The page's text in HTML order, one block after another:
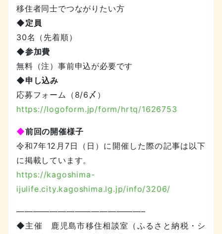
移住者同士でつながりたい方
◆定員
30名（先着順）
◆参加費
無料（注）事前申込が必要です
◆申し込み
応募フォーム（8/6〆）
https://logoform.jp/form/hrtq/1626753
◆前回の開催様子
令和7年12月7日（日）に開催した際の記事は以下
に掲載しています。
https://kagoshima-
ijulife.city.kagoshima.lg.jp/info/3206/
———————————————–
◆主催 鹿児島市移住相談室（ふるさと納税・シ